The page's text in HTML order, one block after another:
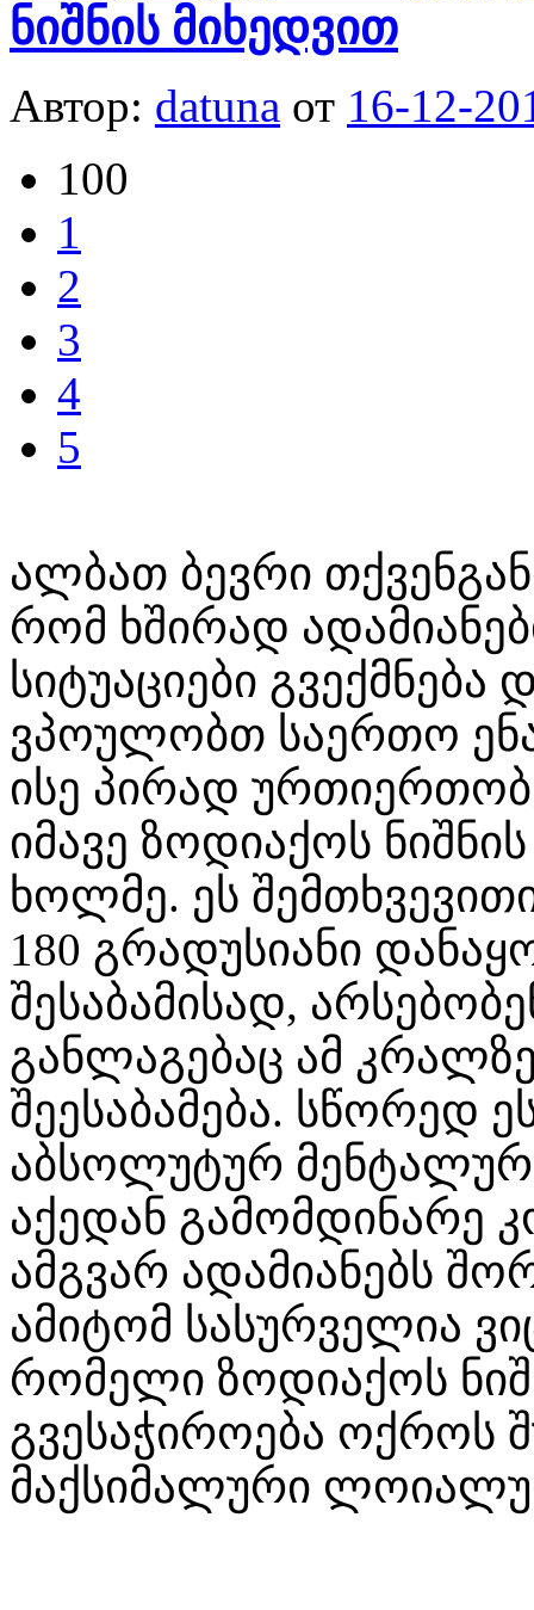
ნიშნის მიხედვით
Автор: datuna от 16-12-
100
1
2
3
4
5
ალბათ ბევრი
რომ ხშირად
სიტუაციები
ვპოულობთ საერთო
ისე პირად
იმავე ზოდიაქოს
ხოლმე. ეს
180 გრადუსიანი
შესაბამისად,
განლაგებაც ამ
შეესაბამება. სწორედ
აბსოლუტურ მენტალურ
აქედან გამომდინარე
ამგვარ ადამიანებს
ამიტომ სასურველია
რომელი ზოდიაქოს
გვესაჭიროება ოქროს
მაქსიმალური